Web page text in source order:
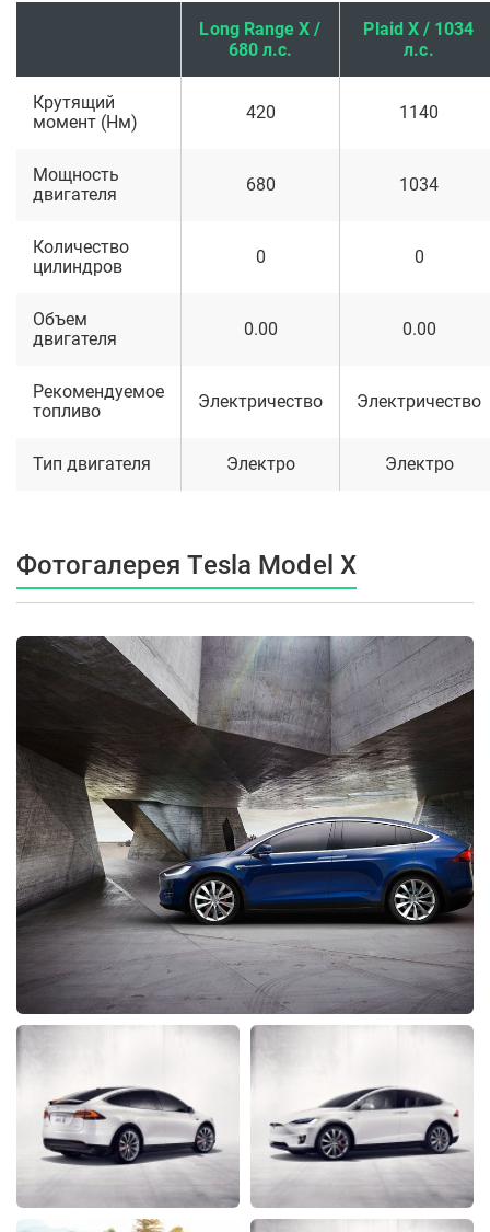
Long Range X /
680 л.с.
Plaid X / 1034
л.с.
Крутящий
момент (Нм)
420 1140
Мощность
двигателя
680 1034
Количество
цилиндров
0 0
Объем
двигателя
0.00 0.00
Рекомендуемое
топливо
Электричество Электричество
Тип двигателя Электро Электро
Фотогалерея Tesla Model X